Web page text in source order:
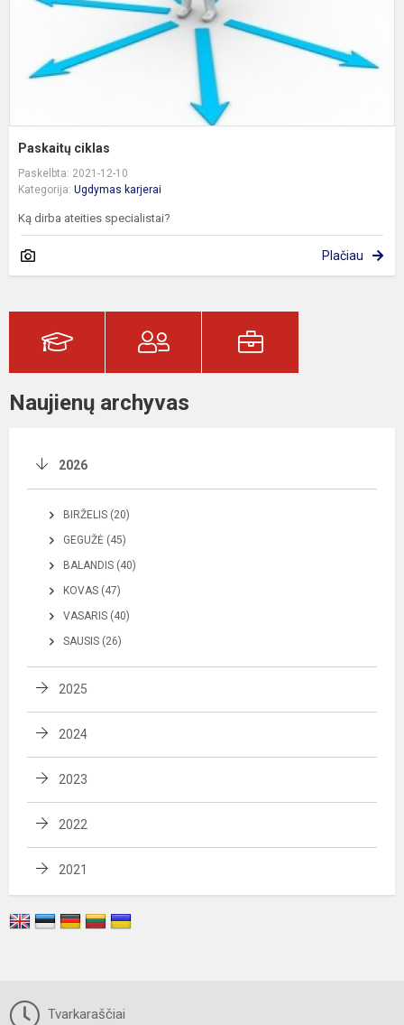
Paskaitų ciklas
Paskelbta: 2021-12-10
Kategorija: Ugdymas karjerai
Ką dirba ateities specialistai?
Plačiau
Naujienų archyvas
2026
BIRŽELIS (20)
GEGUŽĖ (45)
BALANDIS (40)
KOVAS (47)
VASARIS (40)
SAUSIS (26)
2025
2024
2023
2022
2021
Tvarkaraščiai